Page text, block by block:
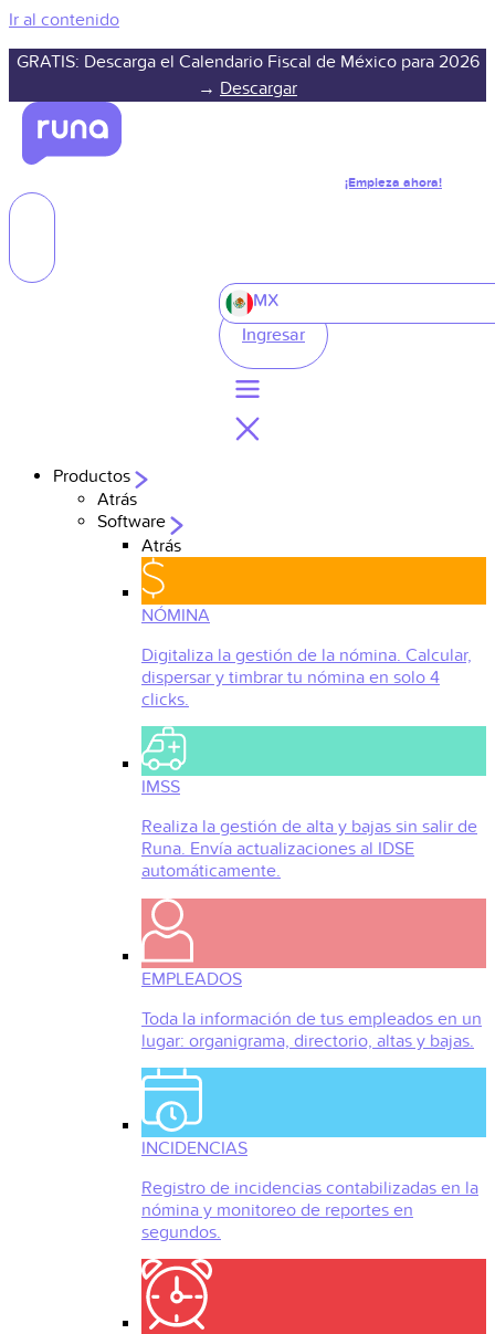
Ir al contenido
GRATIS: Descarga el Calendario Fiscal de México para 2026
→ Descargar
¡Empieza ahora!
MX
Ingresar
Productos
Atrás
Software
Atrás
NÓMINA
Digitaliza la gestión de la nómina. Calcular,
dispersar y timbrar tu nómina en solo 4
clicks.
IMSS
Realiza la gestión de alta y bajas sin salir de
Runa. Envía actualizaciones al IDSE
automáticamente.
EMPLEADOS
Toda la información de tus empleados en un
lugar: organigrama, directorio, altas y bajas.
INCIDENCIAS
Registro de incidencias contabilizadas en la
nómina y monitoreo de reportes en
segundos.